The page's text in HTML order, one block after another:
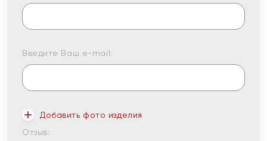
Введите Ваш e-mail:
Добавить фото изделия
Отзыв: